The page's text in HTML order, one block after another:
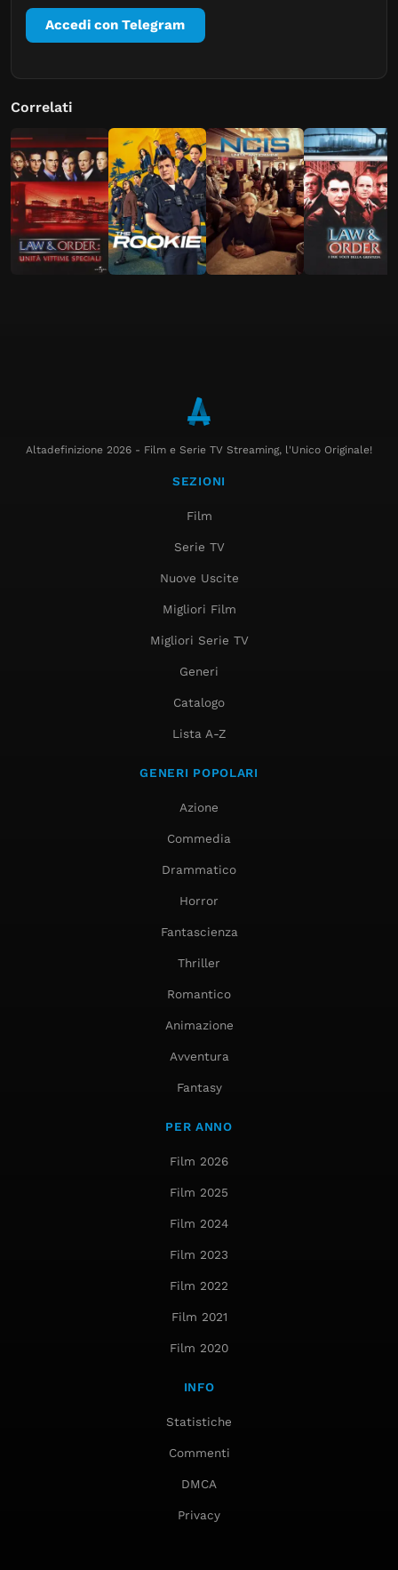
Accedi con Telegram
Correlati
Altadefinizione 2026 - Film e Serie TV Streaming, l'Unico Originale!
SEZIONI
Film
Serie TV
Nuove Uscite
Migliori Film
Migliori Serie TV
Generi
Catalogo
Lista A-Z
GENERI POPOLARI
Azione
Commedia
Drammatico
Horror
Fantascienza
Thriller
Romantico
Animazione
Avventura
Fantasy
PER ANNO
Film 2026
Film 2025
Film 2024
Film 2023
Film 2022
Film 2021
Film 2020
INFO
Statistiche
Commenti
DMCA
Privacy